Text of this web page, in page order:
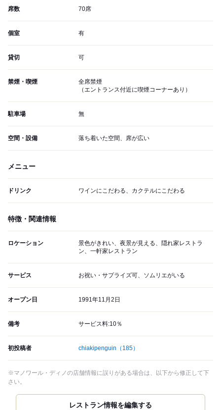
席数 70席
個室 有
貸切 可
禁煙・喫煙
全席禁煙
（エントランス付近に喫煙コーナーあり）
駐車場 無
空間・設備 落ち着いた空間、席が広い
メニュー
ドリンク ワインにこだわる、カクテルにこだわる
特徴・関連情報
ロケーション
景色がきれい、夜景が見える、隠れ家レストラ
ン、一軒家レストラン
サービス お祝い・サプライズ可、ソムリエがいる
オープン日 1991年11月2日
備考 サービス料:10％
初投稿者 chiakipenguin （185）
※マノワール・ディノの店舗情報に誤りがある場合は、以下から修正して下
さい。
レストラン情報を編集する